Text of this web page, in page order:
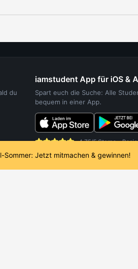
Sommer: Jetzt mitmachen & gewinnen!
du
iamstudent App für iOS &
Spart euch die Suche: Alle
bequem in einer App.
4,75/5 Sterne -